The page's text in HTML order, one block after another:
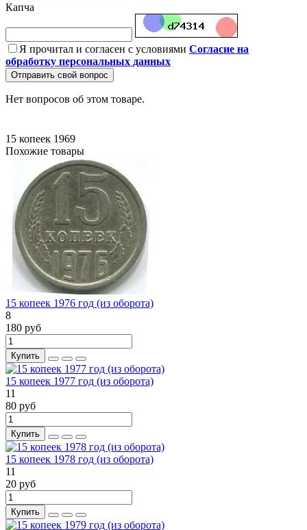
Капча
Я прочитал и согласен с условиями Согласие на
обработку персональных данных
Отправить свой вопрос
Нет вопросов об этом товаре.
15 копеек 1969
Похожие товары
15 копеек 1976 год (из оборота)
8
180 руб
Купить
15 копеек 1977 год (из оборота)
11
80 руб
Купить
15 копеек 1978 год (из оборота)
11
20 руб
Купить